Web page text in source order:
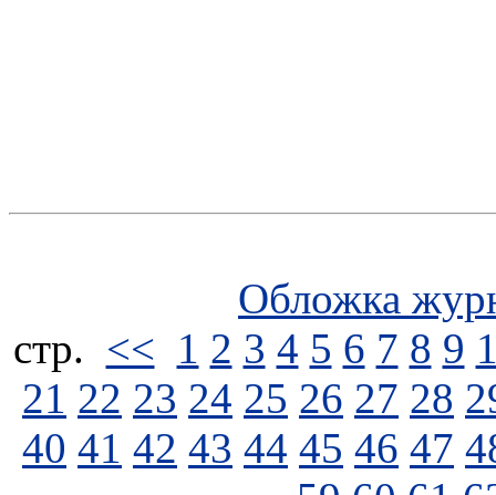
Обложка
стp. << 1 2 3 4 5 6 7 8 9
21 22 23 24 25 26 27 28
40 41 42 43 44 45 46 47